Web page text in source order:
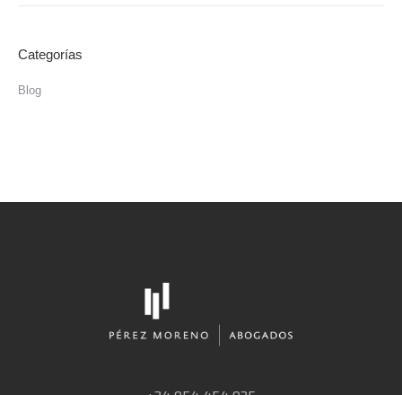
Categorías
Blog